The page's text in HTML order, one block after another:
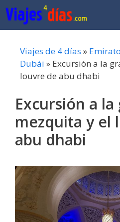
Saltar
al
contenido
Viajes de 4 días »
Dubái » Excursión a la
louvre de abu dhabi
Excursión a la
mezquita y el
abu dhabi